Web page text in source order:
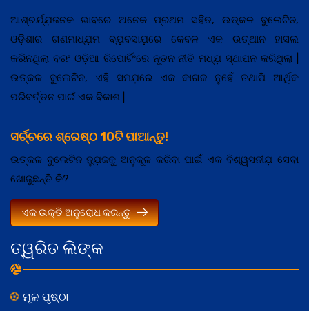
ତ୍ୱରିତ ଲିଙ୍କ
ମୂଳ ପୃଷ୍ଠା
ଆଶ୍ଚର୍ଯ୍ଯ଼ଜନକ ଭାବରେ ଅନେକ ପ୍ରଥମ ସହିତ, ଉତ୍କଳ ବୁଲେଟିନ,
ଓଡ଼ିଶାର ଗଣମାଧ୍ଯ଼ମ ବ୍ଯ଼ବସାଯ଼ରେ କେବଳ ଏକ ଉତ୍ଥାନ ହାସଲ
କରିନଥିଲା ବରଂ ଓଡ଼ିଆ ରିପୋର୍ଟିଂରେ ନୂତନ ନୀତି ମଧ୍ଯ଼ ସ୍ଥାପନ କରିଥିଲା |
ଉତ୍କଳ ବୁଲେଟିନ, ଏହି ସମଯ଼ରେ ଏକ କାଗଜ ନୁହେଁ ତଥାପି ଆର୍ଥିକ
ପରିବର୍ତ୍ତନ ପାଇଁ ଏକ ବିକାଶ |
ସର୍ଚ୍ଚରେ ଶ୍ରେଷ୍ଠ 10ଟି ପାଆନ୍ତୁ!
ଉତ୍କଳ ବୁଲେଟିନ ନ୍ଯ଼ୁଜକୁ ଅନୁକୂଳ କରିବା ପାଇଁ ଏକ ବିଶ୍ୱସନୀଯ଼ ସେବା
ଖୋଜୁଛନ୍ତି କି?
ଏକ ଉକ୍ତି ଅନୁରୋଧ କରନ୍ତୁ